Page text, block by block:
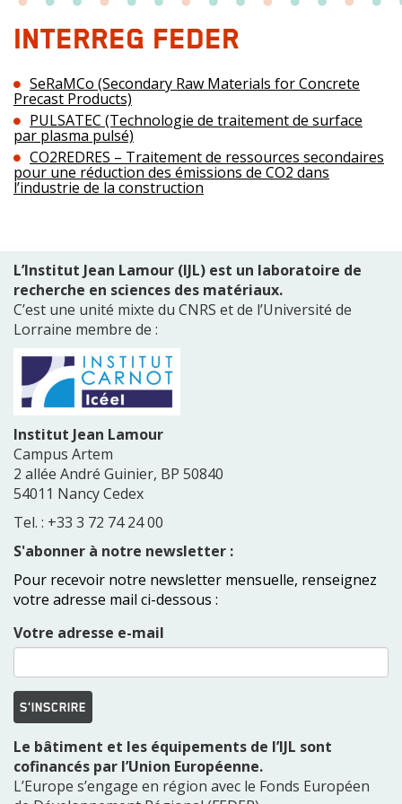
INTERREG FEDER
SeRaMCo (Secondary Raw Materials for Concrete
Precast Products)
PULSATEC (Technologie de traitement de surface
par plasma pulsé)
CO2REDRES – Traitement de ressources secondaires
pour une réduction des émissions de CO2 dans
l’industrie de la construction
L’Institut Jean Lamour (IJL) est un laboratoire de
recherche en sciences des matériaux.
C’est une unité mixte du CNRS et de l’Université de
Lorraine membre de :
Institut Jean Lamour
Campus Artem
2 allée André Guinier, BP 50840
54011 Nancy Cedex
Tel. : +33 3 72 74 24 00
S'abonner à notre newsletter :
Pour recevoir notre newsletter mensuelle, renseignez
votre adresse mail ci-dessous :
Votre adresse e-mail
S'INSCRIRE
Le bâtiment et les équipements de l’IJL sont
cofinancés par l’Union Européenne.
L’Europe s’engage en région avec le Fonds Européen